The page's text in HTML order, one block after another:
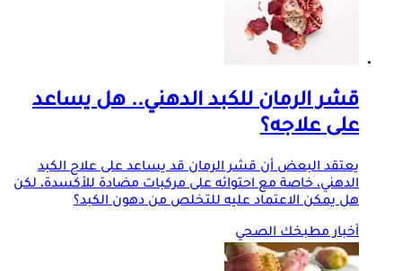
قشر الرمان للكبد الدهني.. هل يساعد
على علاجه؟
يعتقد البعض أن قشر الرمان قد يساعد على علاج الكبد
الدهني، خاصة مع احتوائه على مركبات مضادة للأكسدة، لكن
هل يمكن الاعتماد عليه للتخلص من دهون الكبد؟
أخبار مطبخك الصحي